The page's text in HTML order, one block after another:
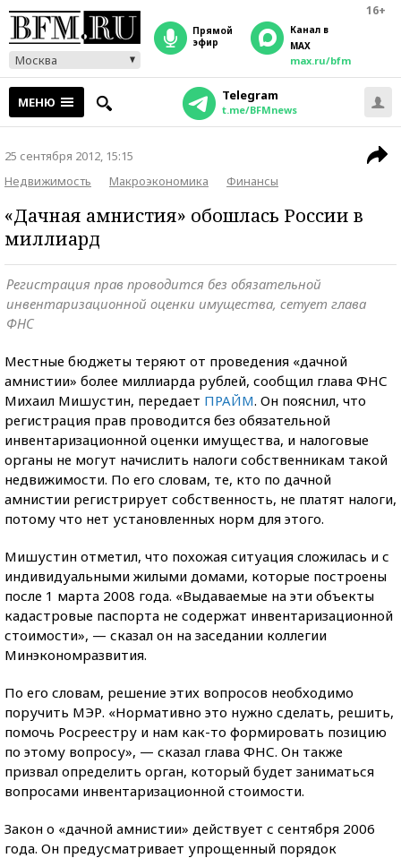
16+
Москва
прямой
эфир
Канал в
MAX
max.ru/bfm
МЕНЮ Telegram
t.me/BFMnews
25 сентября 2012, 15:15
Недвижимость
Макроэкономика Финансы
«Дачная амнистия» обошлась России в
миллиард
Регистрация прав проводится без обязательной
инвентаризационной оценки имущества, сетует глава
ФНС
Местные бюджеты теряют от проведения «дачной
амнистии» более миллиарда рублей, сообщил глава ФНС
Михаил Мишустин, передает ПРАЙМ. Он пояснил, что
регистрация прав проводится без обязательной
инвентаризационной оценки имущества, и налоговые
органы не могут начислить налоги собственникам такой
недвижимости. По его словам, те, кто по дачной
амнистии регистрирует собственность, не платят налоги,
потому что нет установленных норм для этого.
Мишустин отметил, что похожая ситуация сложилась и с
индивидуальными жилыми домами, которые построены
после 1 марта 2008 года. «Выдаваемые на эти объекты
кадастровые паспорта не содержат инвентаризационной
стоимости», — сказал он на заседании коллегии
Минэкономразвития.
По его словам, решение этих вопросов необходимо
поручить МЭР. «Нормативно это нужно сделать, решить,
помочь Росреестру и нам как-то формировать позицию
по этому вопросу», — сказал глава ФНС. Он также
призвал определить орган, который будет заниматься
вопросами инвентаризационной стоимости.
Закон о «дачной амнистии» действует с сентября 2006
года. Он предусматривает упрощенный порядок